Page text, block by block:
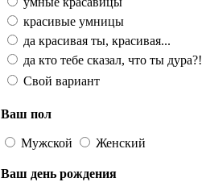
красивые умницы
да красивая ты, красивая...
да кто тебе сказал, что ты дура?!
Свой вариант
Ваш пол
Мужской Женский
Ваш день рождения